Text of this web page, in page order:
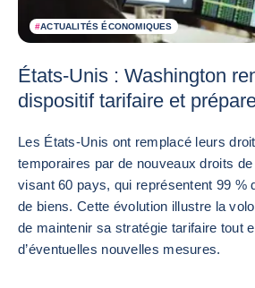
#ACTUALITÉS ÉCONOMIQUES
États-Unis : Washington
dispositif tarifaire et
Les États-Unis ont remplacé leurs
temporaires par de nouveaux droits
visant 60 pays, qui représentent 99 %
de biens. Cette évolution illustre la
de maintenir sa stratégie tarifaire tout
d’éventuelles nouvelles mesures.